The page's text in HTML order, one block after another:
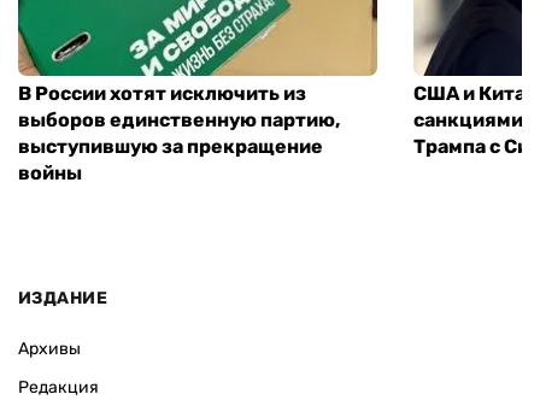
В России хотят исключить из
выборов единственную партию,
выступившую за прекращение
войны
США и
санкциями:
Трампа с Си
ИЗДАНИЕ
Архивы
Редакция